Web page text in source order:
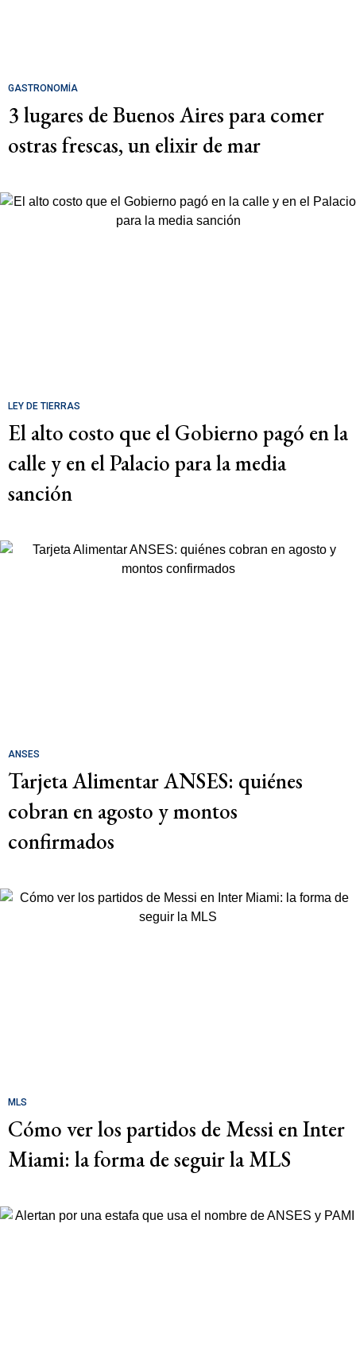
GASTRONOMÍA
3 lugares de Buenos Aires para comer
ostras frescas, un elixir de mar
LEY DE TIERRAS
El alto costo que el Gobierno pagó en la
calle y en el Palacio para la media
sanción
ANSES
Tarjeta Alimentar ANSES: quiénes
cobran en agosto y montos
confirmados
MLS
Cómo ver los partidos de Messi en Inter
Miami: la forma de seguir la MLS